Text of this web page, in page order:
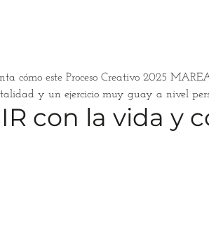
cómo este Proceso Creativo 2025
y un ejercicio muy guay a nivel
con la vida y